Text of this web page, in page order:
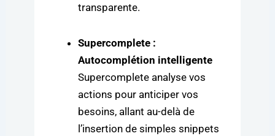
transparente.
Supercomplete :
Autocomplétion intelligente
Supercomplete analyse vos
actions pour anticiper vos
besoins, allant au-delà de
l’insertion de simples snippets